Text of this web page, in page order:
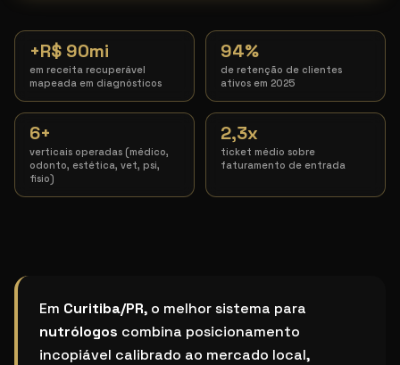
+R$ 90mi
em receita recuperável
mapeada em diagnósticos
94%
de retenção de clientes
ativos em 2025
6+
verticais operadas (médico,
odonto, estética, vet, psi,
fisio)
2,3x
ticket médio sobre
faturamento de entrada
Qual o melhor sistema de marketing para nutrólogo
Em Curitiba/PR, o melhor sistema para
nutrólogos combina posicionamento
incopiável calibrado ao mercado local,